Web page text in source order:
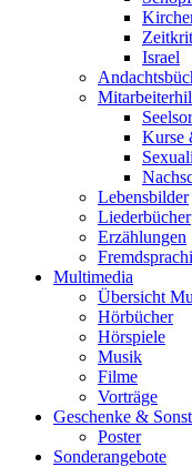
Israel
Kurse
Lebensbilder
Liederbücher
Erzählungen
Multimedia
Übersicht
Hörbücher
Hörspiele
Musik
Filme
Vorträge
Geschenke &
Poster
Sonderangebote